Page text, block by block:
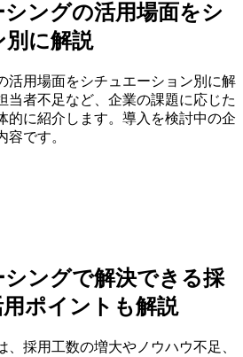
ングの活用場面をシ
別に解説
活用場面をシチュエーション別に解
当者不足など、企業の課題に応じた
的に紹介します。導入を検討中の企
です。
ングで解決できる採
ポイントも解説
採用工数の増大やノウハウ不足、